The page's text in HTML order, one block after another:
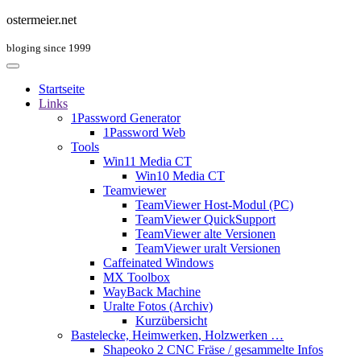
ostermeier.net
bloging since 1999
Startseite
Links
1Password Generator
1Password Web
Tools
Win11 Media CT
Win10 Media CT
Teamviewer
TeamViewer Host-Modul (PC)
TeamViewer QuickSupport
TeamViewer alte Versionen
TeamViewer uralt Versionen
Caffeinated Windows
MX Toolbox
WayBack Machine
Uralte Fotos (Archiv)
Kurzübersicht
Bastelecke, Heimwerken, Holzwerken …
Shapeoko 2 CNC Fräse / gesammelte Infos